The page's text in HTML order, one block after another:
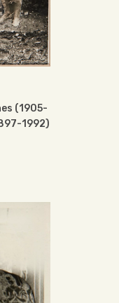
(1905-
1992)